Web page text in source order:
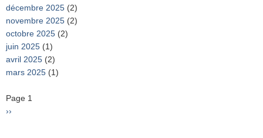
décembre 2025 (2)
novembre 2025 (2)
octobre 2025 (2)
juin 2025 (1)
avril 2025 (2)
mars 2025 (1)
Pagination
Page 1
Page
››